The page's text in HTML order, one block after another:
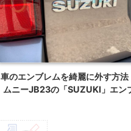
車のエンブレムを綺麗に外す方
ムニーJB23の「SUZUKI」エン